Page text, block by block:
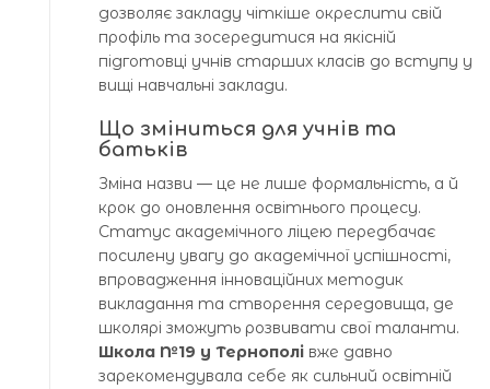
дозволяє закладу чіткіше окреслити свій
профіль та зосередитися на якісній
підготовці учнів старших класів до вступу у
вищі навчальні заклади.
Що зміниться для учнів та
батьків
Зміна назви — це не лише формальність, а й
крок до оновлення освітнього процесу.
Статус академічного ліцею передбачає
посилену увагу до академічної успішності,
впровадження інноваційних методик
викладання та створення середовища, де
школярі зможуть розвивати свої таланти.
Школа №19 у Тернополі вже давно
зарекомендувала себе як сильний освітній